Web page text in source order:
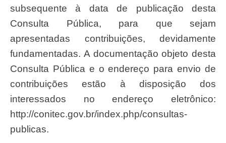
subsequente à data de publicação desta
Consulta Pública, para que sejam
apresentadas contribuições, devidamente
fundamentadas. A documentação objeto desta
Consulta Pública e o endereço para envio de
contribuições estão à disposição dos
interessados no endereço eletrônico:
http://conitec.gov.br/index.php/consultas-
publicas.